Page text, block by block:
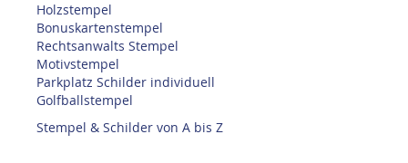
Holzstempel
Bonuskartenstempel
Rechtsanwalts Stempel
Motivstempel
Parkplatz Schilder individuell
Golfballstempel
Stempel & Schilder von A bis Z